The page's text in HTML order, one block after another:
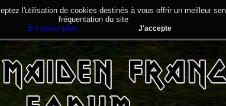
l'utilisation de cookies destinés à vous offrir un meilleur
fréquentation du site
En savoir plus
J'accepte